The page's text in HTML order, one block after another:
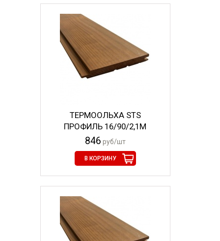
ТЕРМООЛЬХА STS
ПРОФИЛЬ 16/90/2,1М
846 руб/шт
В КОРЗИНУ